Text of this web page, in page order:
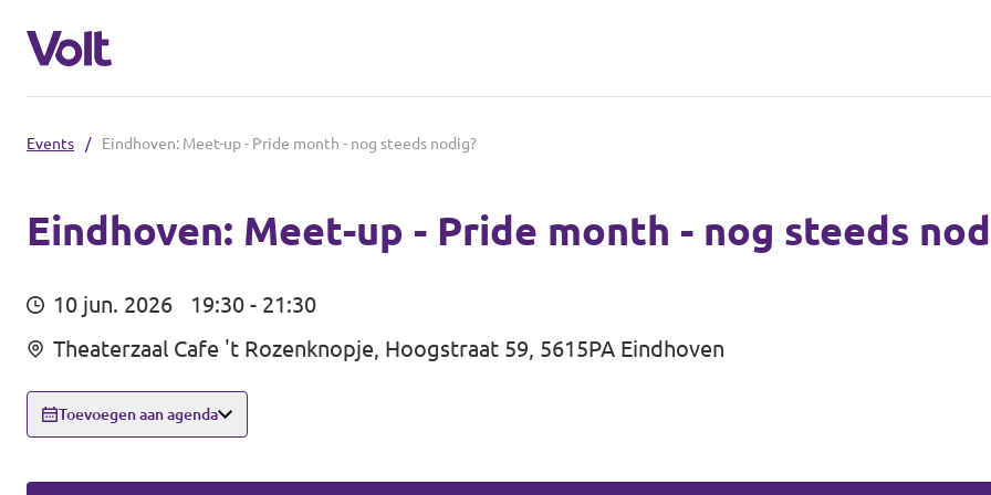
Steden
Volt Maastricht
Mensen
Events / Eindhoven: Meet-up - Pride month - nog steeds nodig?
Eindhoven: Meet-up - Pride month - nog steeds
10 jun. 2026
19:30 - 21:30
Theaterzaal Cafe 't Rozenknopje, Hoogstraat 59, 5615PA Eindhoven
Toevoegen aan agenda